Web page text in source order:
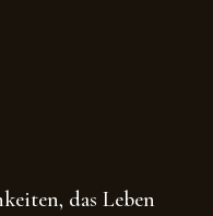
das Leben